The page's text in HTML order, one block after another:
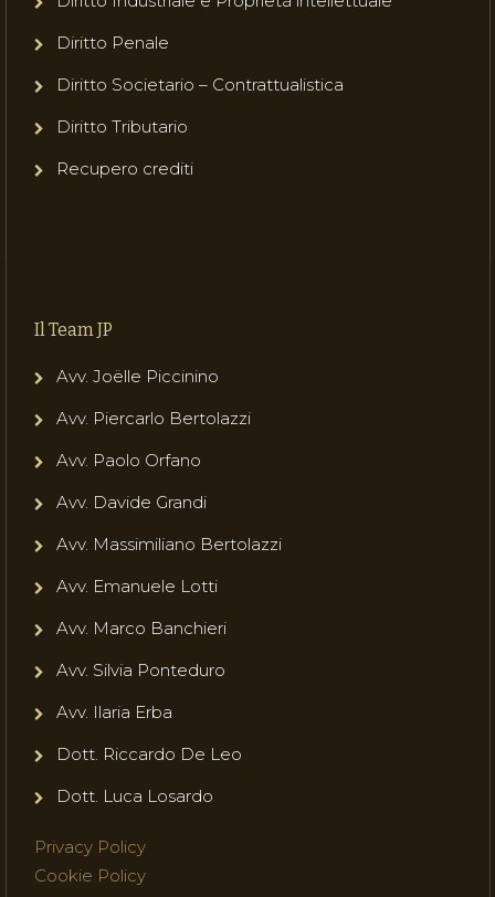
Diritto Penale
Diritto Societario – Contrattualistica
Diritto Tributario
Recupero crediti
Il Team JP
Avv. Joëlle Piccinino
Avv. Piercarlo Bertolazzi
Avv. Paolo Orfano
Avv. Davide Grandi
Avv. Massimiliano Bertolazzi
Avv. Emanuele Lotti
Avv. Marco Banchieri
Avv. Silvia Ponteduro
Avv. Ilaria Erba
Dott. Riccardo De Leo
Dott. Luca Losardo
Privacy Policy
Cookie Policy